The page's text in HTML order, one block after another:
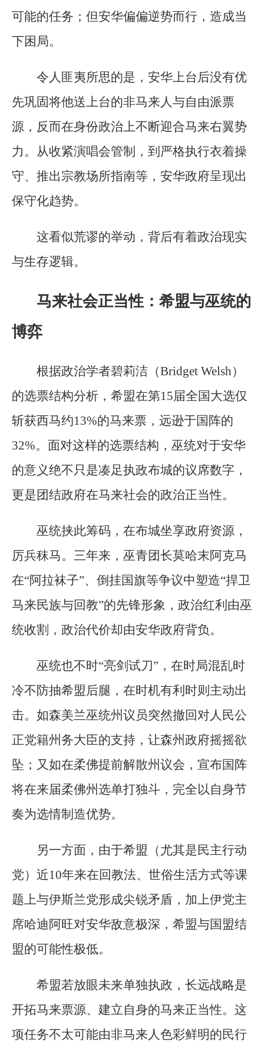
可能的任务；但安华偏偏逆势而行，造成当
下困局。
令人匪夷所思的是，安华上台后没有优
先巩固将他送上台的非马来人与自由派票
源，反而在身份政治上不断迎合马来右翼势
力。从收紧演唱会管制，到严格执行衣着操
守、推出宗教场所指南等，安华政府呈现出
保守化趋势。
这看似荒谬的举动，背后有着政治现实
与生存逻辑。
马来社会正当性：希盟与巫统的
博弈
根据政治学者碧莉洁（Bridget Welsh）
的选票结构分析，希盟在第15届全国大选仅
斩获西马约13%的马来票，远逊于国阵的
32%。面对这样的选票结构，巫统对于安华
的意义绝不只是凑足执政布城的议席数字，
更是团结政府在马来社会的政治正当性。
巫统挟此筹码，在布城坐享政府资源，
厉兵秣马。三年来，巫青团长莫哈末阿克马
在“阿拉袜子”、倒挂国旗等争议中塑造“捍卫
马来民族与回教”的先锋形象，政治红利由巫
统收割，政治代价却由安华政府背负。
巫统也不时“亮剑试刀”，在时局混乱时
冷不防抽希盟后腿，在时机有利时则主动出
击。如森美兰巫统州议员突然撤回对人民公
正党籍州务大臣的支持，让森州政府摇摇欲
坠；又如在柔佛提前解散州议会，宣布国阵
将在来届柔佛州选单打独斗，完全以自身节
奏为选情制造优势。
另一方面，由于希盟（尤其是民主行动
党）近10年来在回教法、世俗生活方式等课
题上与伊斯兰党形成尖锐矛盾，加上伊党主
席哈迪阿旺对安华敌意极深，希盟与国盟结
盟的可能性极低。
希盟若放眼未来单独执政，长远战略是
开拓马来票源、建立自身的马来正当性。这
项任务不太可能由非马来人色彩鲜明的民行